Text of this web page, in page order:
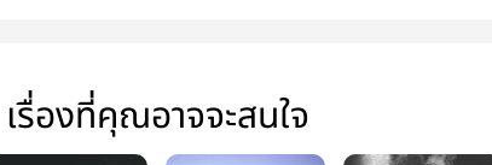
เรื่องที่คุณอาจจะสนใจ